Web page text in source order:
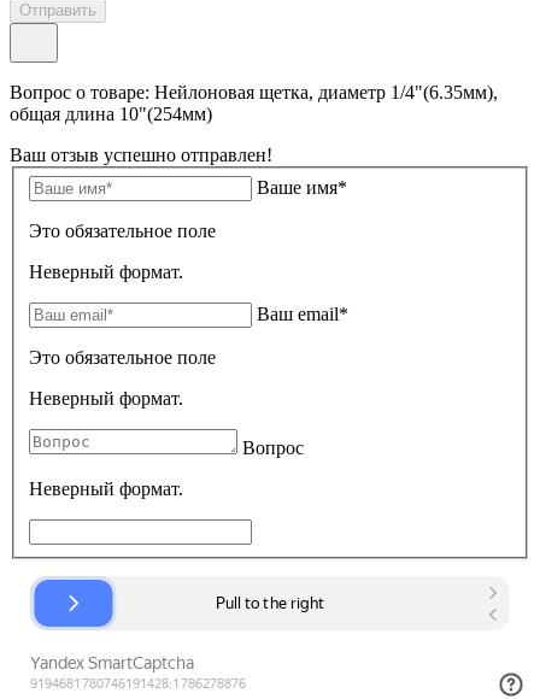
Отправить
Вопрос о товаре: Нейлоновая щетка, диаметр 1/4"(6.35мм),
общая длина 10"(254мм)
Ваш отзыв успешно отправлен!
Ваше имя*
Это обязательное поле
Неверный формат.
Ваш email*
Это обязательное поле
Неверный формат.
Вопрос
Неверный формат.